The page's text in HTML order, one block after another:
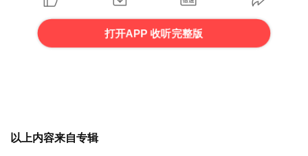
打开APP 收听完整版
以上内容来自专辑